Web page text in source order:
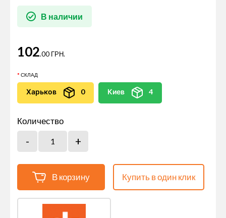
В наличии
102.00 ГРН.
СКЛАД
Харьков 0 Киев 4
Количество
В корзину Купить в один клик